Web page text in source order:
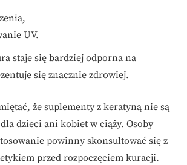
UV.
staje się bardziej odporna na
się znacznie zdrowiej.
że suplementy z keratyną nie są
dzieci ani kobiet w ciąży. Osoby
powinny skonsultować się z
przed rozpoczęciem kuracji.